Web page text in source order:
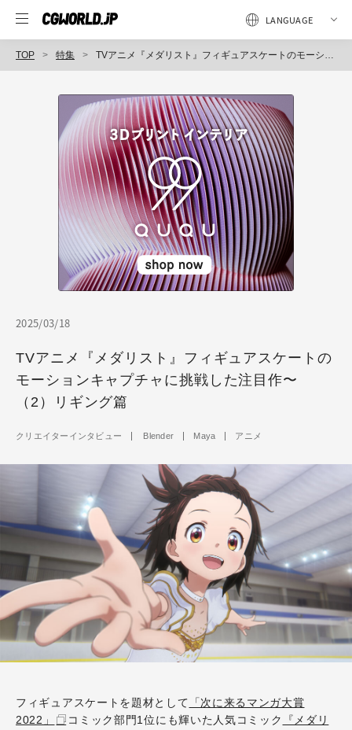
TOP 特集 TVアニメ『メダリスト』フィギュアスケートのモーションキャプチャに挑戦した注目作〜 （2）リギング篇
2025/03/18
TVアニメ『メダリスト』フィギュアスケートの
モーションキャプチャに挑戦した注目作〜
（2）リギング篇
クリエイターインタビュー Blender Maya アニメ
フィギュアスケートを題材として 「次に来るマンガ大賞
2022」
コミック部門1位にも輝いた人気コミック
『メダリ